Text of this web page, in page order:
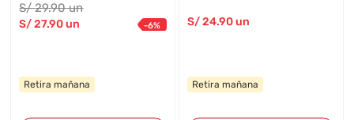
S/29.90 un
S/27.90 un -6%
Retira mañana
S/24.90un
Retira mañana